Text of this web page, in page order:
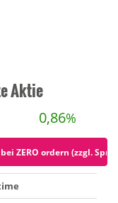
Aktie
0,86%
ZERO ordern (zzgl.